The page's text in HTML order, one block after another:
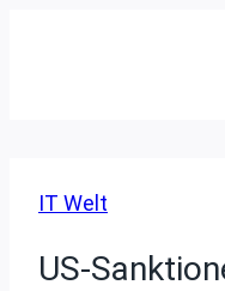
IT Welt
US-